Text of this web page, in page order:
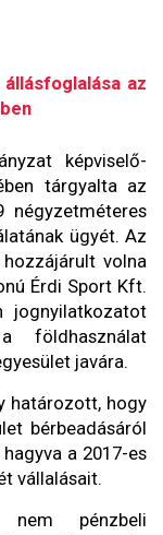
az
képviselő-
tárgyalta az
négyzetméteres
ügyét. Az
volna
Érdi Sport Kft.
jognyilatkozatot
földhasználat
javára.
határozott, hogy
bérbeadásáról
a 2017-es
vállalásait.
nem pénzbeli